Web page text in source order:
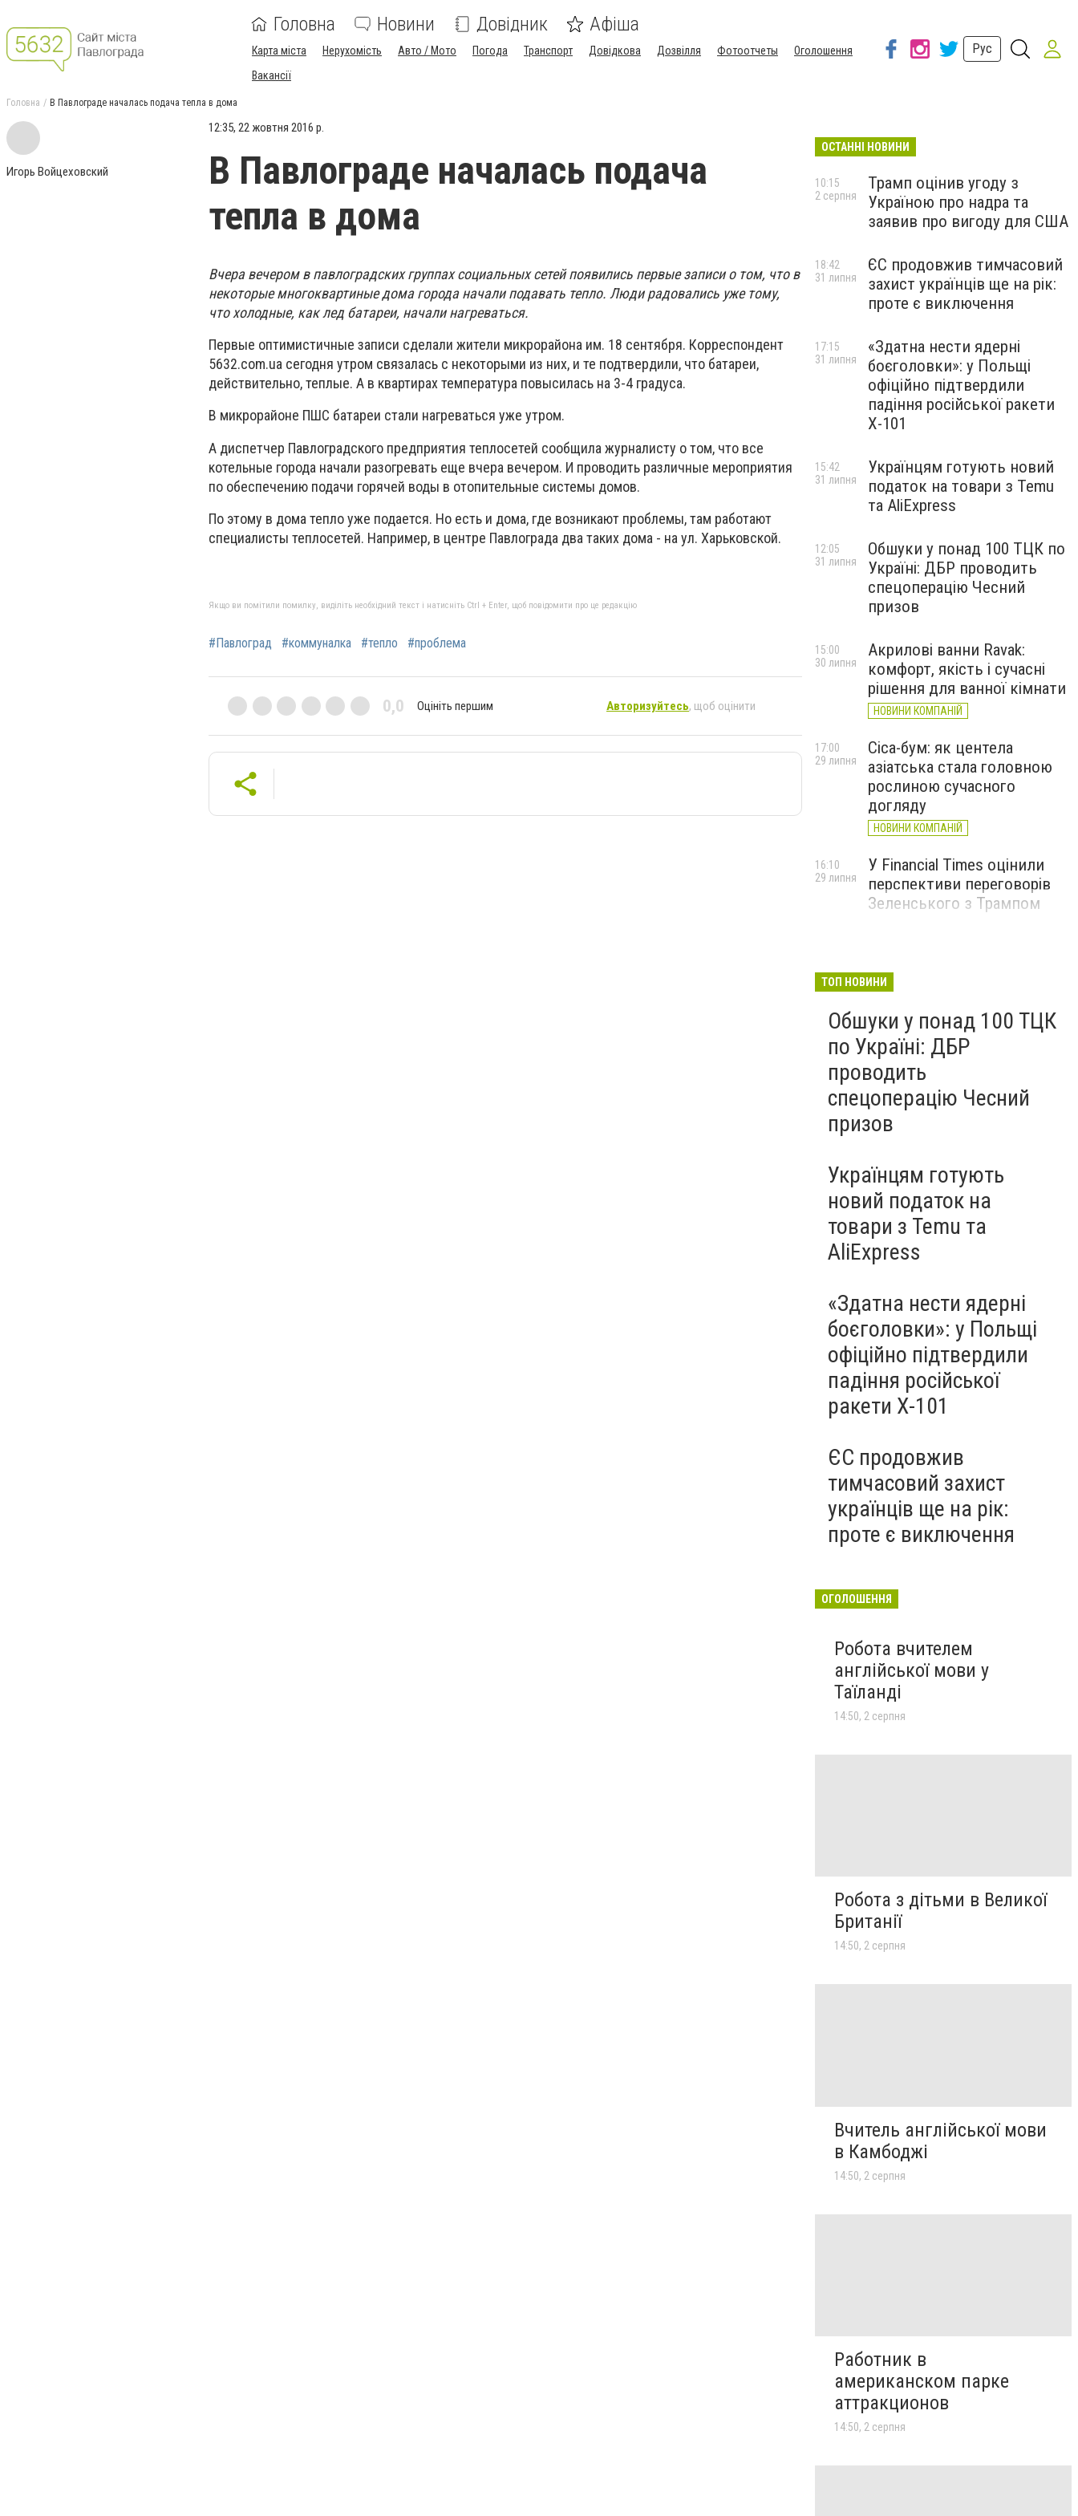
Головна Новини Довідник Афіша
Карта міста Нерухомість Авто / Мото Погода Транспорт Довідкова Дозвілля Фотоотчеты
Оголошення
Вакансії
Рус
Головна В Павлограде началась подача тепла в дома
Игорь Войцеховский
12:35, 22 жовтня 2016 р.
В Павлограде началась подача
тепла в дома
Вчера вечером в павлоградских группах социальных сетей появились первые записи о том, что в
некоторые многоквартиные дома города начали подавать тепло. Люди радовались уже тому,
что холодные, как лед батареи, начали нагреваться.
Первые оптимистичные записи сделали жители микрорайона им. 18 сентября. Корреспондент
5632.com.ua сегодня утром связалась с некоторыми из них, и те подтвердили, что батареи,
действительно, теплые. А в квартирах температура повысилась на 3-4 градуса.
В микрорайоне ПШС батареи стали нагреваться уже утром.
А диспетчер Павлоградского предприятия теплосетей сообщила журналисту о том, что все
котельные города начали разогревать еще вчера вечером. И проводить различные мероприятия
по обеспечению подачи горячей воды в отопительные системы домов.
По этому в дома тепло уже подается. Но есть и дома, где возникают проблемы, там работают
специалисты теплосетей. Например, в центре Павлограда два таких дома - на ул. Харьковской.
Якщо ви помітили помилку, виділіть необхідний текст і натисніть Ctrl + Enter, щоб повідомити про це редакцію
#Павлоград #коммуналка #тепло #проблема
0,0 Оцініть першим Авторизуйтесь, щоб оцінити
ОСТАННІ НОВИНИ
Трамп оцінив угоду з
Україною про надра та
заявив про вигоду для США
10:15
2 серпня
ЄС продовжив тимчасовий
захист українців ще на рік:
проте є виключення
18:42
31 липня
«Здатна нести ядерні
боєголовки»: у Польщі
офіційно підтвердили
падіння російської ракети
Х-101
17:15
31 липня
Українцям готують новий
податок на товари з Temu
та AliExpress
15:42
31 липня
Обшуки у понад 100 ТЦК по
Україні: ДБР проводить
спецоперацію Чесний
призов
12:05
31 липня
Акрилові ванни Ravak:
комфорт, якість і сучасні
рішення для ванної кімнати
НОВИНИ КОМПАНІЙ
15:00
30 липня
Cica-бум: як центела
азіатська стала головною
рослиною сучасного
догляду
НОВИНИ КОМПАНІЙ
17:00
29 липня
У Financial Times оцінили
перспективи переговорів
Зеленського з Трампом
16:10
29 липня
ТОП НОВИНИ
Обшуки у понад 100 ТЦК
по Україні: ДБР
проводить
спецоперацію Чесний
призов
Українцям готують
новий податок на
товари з Temu та
AliExpress
«Здатна нести ядерні
боєголовки»: у Польщі
офіційно підтвердили
падіння російської
ракети Х-101
ЄС продовжив
тимчасовий захист
українців ще на рік:
проте є виключення
ОГОЛОШЕННЯ
Робота вчителем
англійської мови у
Таїланді
14:50, 2 серпня
Робота з дітьми в Великої
Британії
14:50, 2 серпня
Вчитель англійської мови
в Камбоджі
14:50, 2 серпня
Работник в
американском парке
аттракционов
14:50, 2 серпня